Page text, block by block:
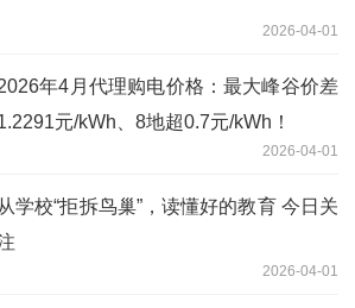
2026-04-01
年4月代理购电价格：最大峰谷价差
元/kWh、8地超0.7元/kWh！
2026-04-01
从学校“拒拆鸟巢”，读懂好的教育 今日关
2026-04-01